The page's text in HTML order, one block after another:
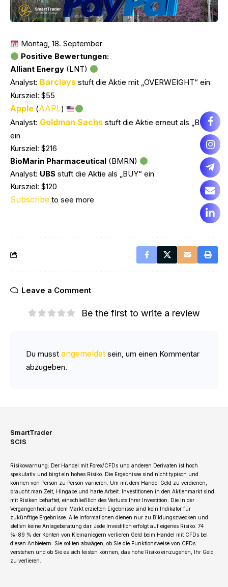
Montag, 18. September
Positive Bewertungen:
Alliant Energy (LNT)
Analyst: Barclays stuft die Aktie mit „OVERWEIGHT“ ein
Kursziel: $55
Apple (AAPL)
Analyst: Goldman Sachs stuft die Aktie erneut als „BUY“
ein
Kursziel: $216
BioMarin Pharmaceutical (BMRN)
Analyst: UBS stuft die Aktie als „BUY“ ein
Kursziel: $120
Subscribe to see more
Leave a Comment
Be the first to write a review
Du musst angemeldet sein, um einen Kommentar
abzugeben.
SmartTrader
SCIS
Risikowarnung: Der Handel mit Forex/CFDs und anderen Derivaten ist hoch
spekulativ und birgt ein hohes Risiko. Die Ergebnisse sind nicht typisch und
können von Person zu Person variieren. Um mit dem Handel Geld zu verdienen,
braucht man Zeit, Hingabe und harte Arbeit. Investitionen in den Aktienmarkt sind
mit Risiken behaftet, einschließlich des Verlusts Ihrer Investition. Die in der
Vergangenheit auf dem Markt erzielten Ergebnisse sind kein Indikator für
zukünftige Ergebnisse. Alle Informationen dienen nur zu Bildungszwecken und
stellen keine Anlageberatung dar. Jede Investition erfolgt auf eigenes Risiko. 74
%-89 % der Konten von Kleinanlegern verlieren Geld beim Handel mit CFDs bei
diesen Anbietern. Sie sollten abwägen, ob Sie die Funktionsweise von CFDs
verstehen und ob Sie es sich leisten können, das hohe Risiko einzugehen, Ihr Geld
zu verlieren.